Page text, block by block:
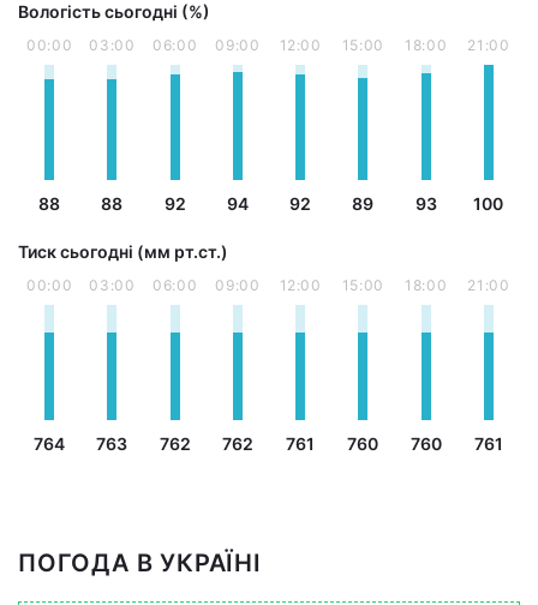
Вологість сьогодні (%)
00:00
88
03:00
88
06:00
92
09:00
94
12:00
92
15:00
89
18:00
93
21:00
100
Тиск сьогодні (мм рт.ст.)
00:00
764
03:00
763
06:00
762
09:00
762
12:00
761
15:00
760
18:00
760
21:00
761
ПОГОДА В УКРАЇНІ